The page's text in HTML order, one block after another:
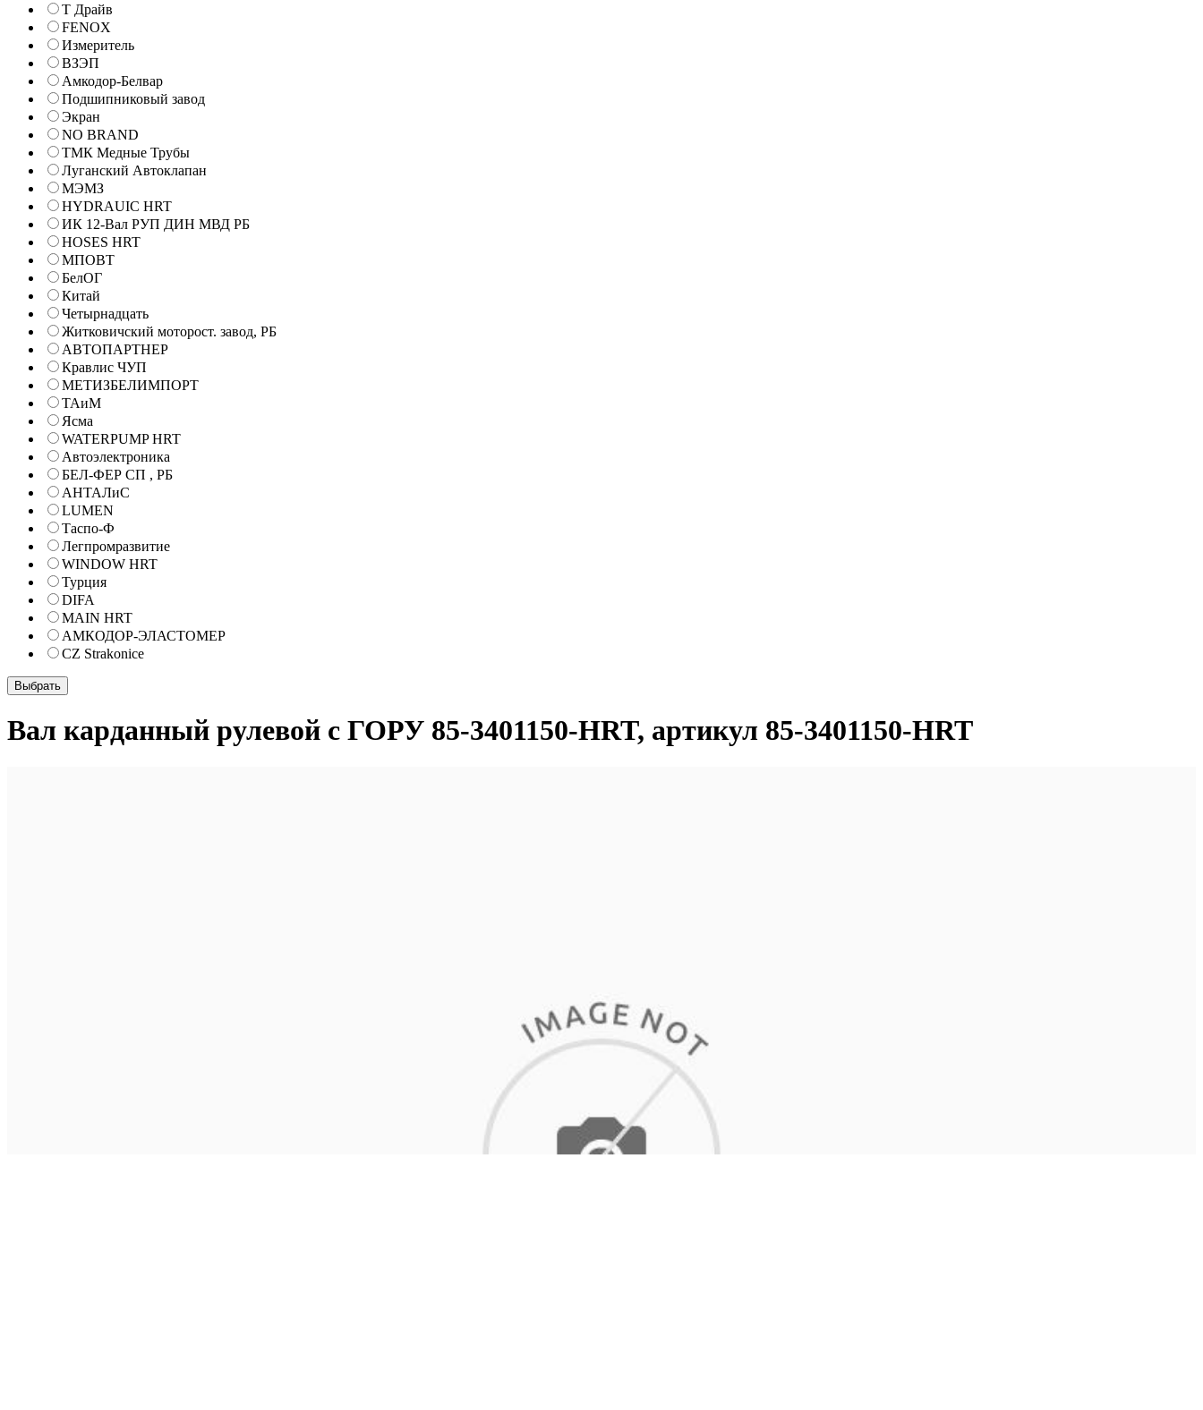
Т Драйв
FENOX
Измеритель
ВЗЭП
Амкодор-Белвар
Подшипниковый завод
Экран
NO BRAND
ТМК Медные Трубы
Луганский Автоклапан
МЭМЗ
HYDRAUIC HRT
ИК 12-Вал РУП ДИН МВД РБ
HOSES HRT
МПОВТ
БелОГ
Китай
Четырнадцать
Житковичский моторост. завод, РБ
АВТОПАРТНЕР
Кравлис ЧУП
МЕТИЗБЕЛИМПОРТ
ТАиМ
Ясма
WATERPUMP HRT
Автоэлектроника
БЕЛ-ФЕР СП , РБ
АНТАЛиС
LUMEN
Таспо-Ф
Легпромразвитие
WINDOW HRT
Турция
DIFA
MAIN HRT
АМКОДОР-ЭЛАСТОМЕР
CZ Strakonice
Вал карданный рулевой с ГОРУ 85-3401150-HRT, артикул 85-3401150-HRT